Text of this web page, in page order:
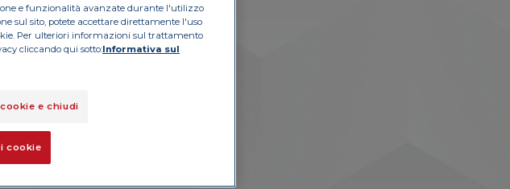
ainda em
3 cm
e funzionalità avanzate durante l'utilizzo
sul sito, potete accettare direttamente l'uso
Per ulteriori informazioni sul trattamento
cliccando qui sotto:Informativa sul
e chiudi
cookie